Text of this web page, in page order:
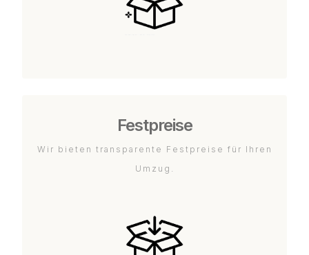
Festpreise
Wir bieten transparente Festpreise für Ihren
Umzug.